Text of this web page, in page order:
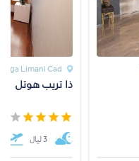
Limani Cad.
ذا تريب هوتل
3 ليال